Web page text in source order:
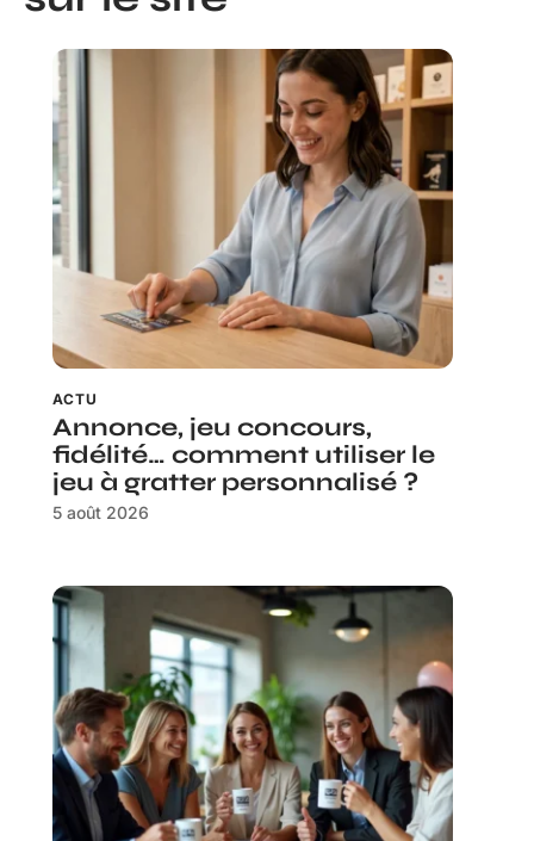
ACTU
Annonce, jeu concours,
fidélité… comment utiliser le
jeu à gratter personnalisé ?
5 août 2026